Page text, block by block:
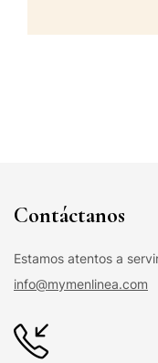
Contáctanos
Estamos atentos a
info@mymenlinea.com